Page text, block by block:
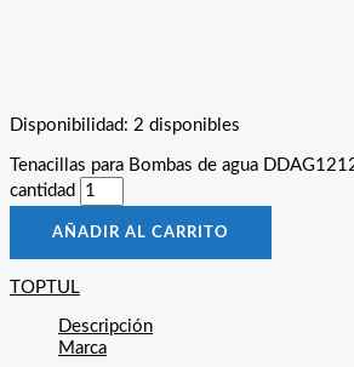
Disponibilidad: 2 disponibles
Tenacillas para Bombas de agua
cantidad
AÑADIR AL CARRITO
TOPTUL
Descripción
Marca